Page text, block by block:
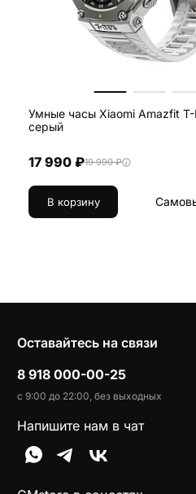
Умные часы Xiaomi Amazfit T-
серый
17 990 ₽19 990 ₽
В корзину
Оставайтесь на связи
8 918 000-00-25
с 9:00 до 22:00, без выходных
Напишите нам в чат